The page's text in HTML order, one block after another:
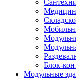
Блок-
Модульные